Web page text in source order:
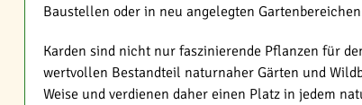
Baustellen oder in neu angelegten
Karden sind nicht nur faszinierende Pflanzen für
wertvollen Bestandteil naturnaher Gärten und
Weise und verdienen daher einen Platz in jedem